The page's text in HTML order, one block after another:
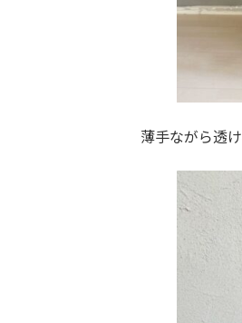
薄手ながら透